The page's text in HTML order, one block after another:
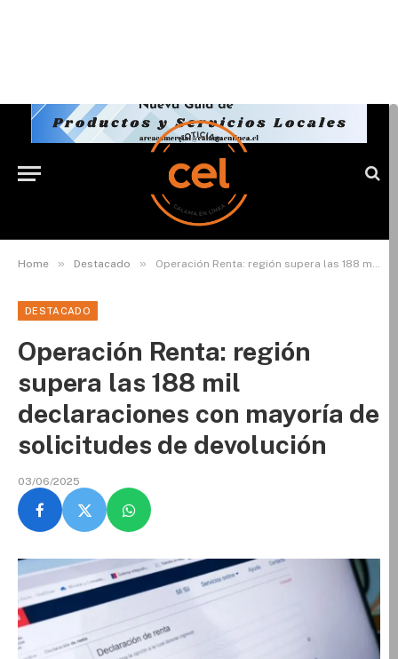
Home » Destacado » Operación Renta: región supera las 188 mil declaraciones con mayoría de solicitudes de devolución
DESTACADO
Operación Renta: región
supera las 188 mil
declaraciones con mayoría de
solicitudes de devolución
03/06/2025